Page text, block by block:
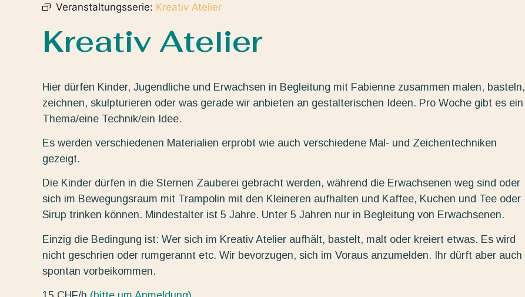
Veranstaltungsserie: Kreativ Atelier
Kreativ Atelier
Hier dürfen Kinder, Jugendliche und Erwachsen in Begleitung mit Fabienne zusammen malen, basteln,
zeichnen, skulpturieren oder was gerade wir anbieten an gestalterischen Ideen. Pro Woche gibt es ein
Thema/eine Technik/ein Idee.
Es werden verschiedenen Materialien erprobt wie auch verschiedene Mal- und Zeichentechniken
gezeigt.
Die Kinder dürfen in die Sternen Zauberei gebracht werden, während die Erwachsenen weg sind oder
sich im Bewegungsraum mit Trampolin mit den Kleineren aufhalten und Kaffee, Kuchen und Tee oder
Sirup trinken können. Mindestalter ist 5 Jahre. Unter 5 Jahren nur in Begleitung von Erwachsenen.
Einzig die Bedingung ist: Wer sich im Kreativ Atelier aufhält, bastelt, malt oder kreiert etwas. Es wird
nicht geschrien oder rumgerannt etc. Wir bevorzugen, sich im Voraus anzumelden. Ihr dürft aber auch
spontan vorbeikommen.